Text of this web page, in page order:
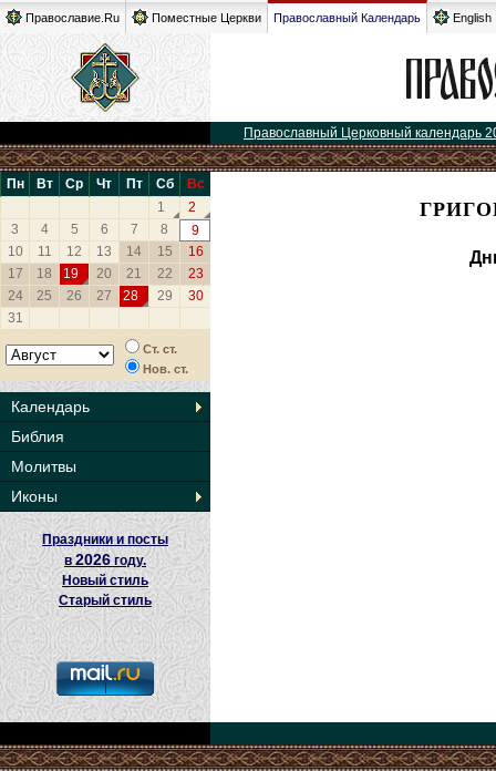
Православие.Ru Поместные Церкви Православный Календарь English
Православный Церковный календарь
Пн Вт Ср Чт Пт Сб
Вс
1
2
3
4 5 6 7 8
9
10
11 12 13 14 15
16
17
18 19 20 21 22
23
24
25 26 27 28 29
30
31
Ст. ст.
Нов. ст.
Календарь
Библия
Молитвы
Иконы
Праздники и посты
в2026 году.
Новый стиль
Старый стиль